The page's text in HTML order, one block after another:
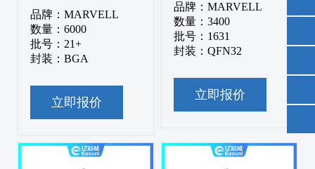
品牌：MARVELL
数量：6000
批号：21+
封装：BGA
立即报价
品牌：MARVELL
数量：3400
批号：1631
封装：QFN32
立即报价